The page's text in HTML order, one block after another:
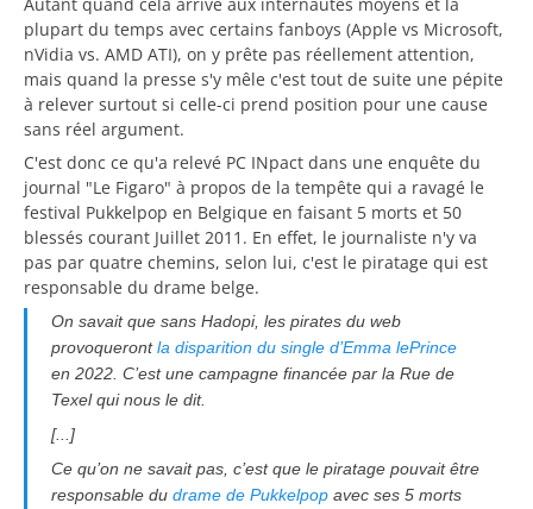
plupart du temps avec certains fanboys (Apple vs Microsoft,
nVidia vs. AMD ATI), on y prête pas réellement attention,
mais quand la presse s'y mêle c'est tout de suite une pépite
à relever surtout si celle-ci prend position pour une cause
sans réel argument.
C'est donc ce qu'a relevé PC INpact dans une enquête du
journal "Le Figaro" à propos de la tempête qui a ravagé le
festival Pukkelpop en Belgique en faisant 5 morts et 50
blessés courant Juillet 2011. En effet, le journaliste n'y va
pas par quatre chemins, selon lui, c'est le piratage qui est
responsable du drame belge.
On savait que sans Hadopi, les pirates du web
provoquerontla disparition du single d’Emma lePrince
en 2022. C’est une campagne financée par la Rue de
Texel qui nous le dit.
[...]
Ce qu’on ne savait pas, c’est que le piratage pouvait être
responsable du drame de Pukkelpop avec ses 5 morts